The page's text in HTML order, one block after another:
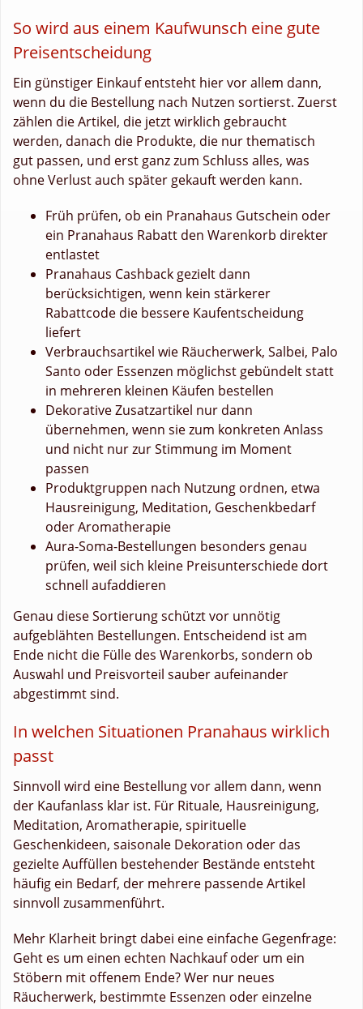
So wird aus einem Kaufwunsch eine gute
Preisentscheidung
Ein günstiger Einkauf entsteht hier vor allem dann,
wenn du die Bestellung nach Nutzen sortierst. Zuerst
zählen die Artikel, die jetzt wirklich gebraucht
werden, danach die Produkte, die nur thematisch
gut passen, und erst ganz zum Schluss alles, was
ohne Verlust auch später gekauft werden kann.
Früh prüfen, ob ein Pranahaus Gutschein oder
ein Pranahaus Rabatt den Warenkorb direkter
entlastet
Pranahaus Cashback gezielt dann
berücksichtigen, wenn kein stärkerer
Rabattcode die bessere Kaufentscheidung
liefert
Verbrauchsartikel wie Räucherwerk, Salbei, Palo
Santo oder Essenzen möglichst gebündelt statt
in mehreren kleinen Käufen bestellen
Dekorative Zusatzartikel nur dann
übernehmen, wenn sie zum konkreten Anlass
und nicht nur zur Stimmung im Moment
passen
Produktgruppen nach Nutzung ordnen, etwa
Hausreinigung, Meditation, Geschenkbedarf
oder Aromatherapie
Aura-Soma-Bestellungen besonders genau
prüfen, weil sich kleine Preisunterschiede dort
schnell aufaddieren
Genau diese Sortierung schützt vor unnötig
aufgeblähten Bestellungen. Entscheidend ist am
Ende nicht die Fülle des Warenkorbs, sondern ob
Auswahl und Preisvorteil sauber aufeinander
abgestimmt sind.
In welchen Situationen Pranahaus wirklich
passt
Sinnvoll wird eine Bestellung vor allem dann, wenn
der Kaufanlass klar ist. Für Rituale, Hausreinigung,
Meditation, Aromatherapie, spirituelle
Geschenkideen, saisonale Dekoration oder das
gezielte Auffüllen bestehender Bestände entsteht
häufig ein Bedarf, der mehrere passende Artikel
sinnvoll zusammenführt.
Mehr Klarheit bringt dabei eine einfache Gegenfrage:
Geht es um einen echten Nachkauf oder um ein
Stöbern mit offenem Ende? Wer nur neues
Räucherwerk, bestimmte Essenzen oder einzelne